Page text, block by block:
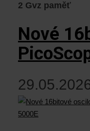
2 Gvz paměť
Nové